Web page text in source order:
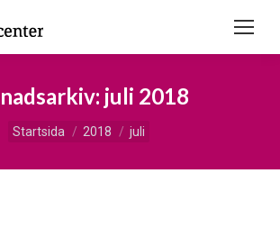
juli 2018
Du är här:
Startsida 2018 juli